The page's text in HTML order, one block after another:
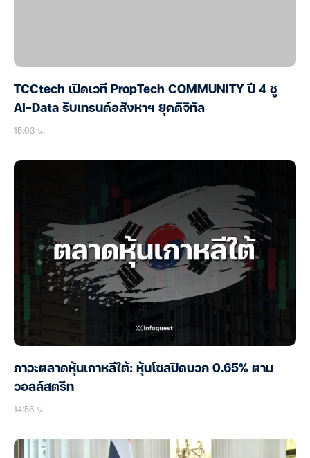
TCCtech เปิดเวที PropTech COMMUNITY ปี 4 ชู
AI-Data รับเทรนด์อสังหาฯ ยุคดิจิทัล
15:03 น.
ภาวะตลาดหุ้นเกาหลีใต้: หุ้นโซลปิดบวก 0.65% ตาม
วอลล์สตรีท
14:56 น.